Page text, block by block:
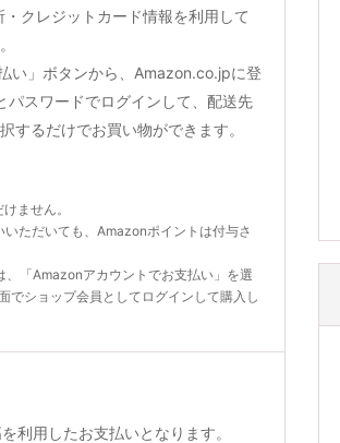
クレジットカード情報を利用して
い」ボタンから、Amazon.co.jpに登
パスワードでログインして、配送先
するだけでお買い物ができます。
ません。
ただいても、Amazonポイントは付与さ
「Amazonアカウントでお支払い」を選
でショップ会員としてログインして購入し
利用したお支払いとなります。